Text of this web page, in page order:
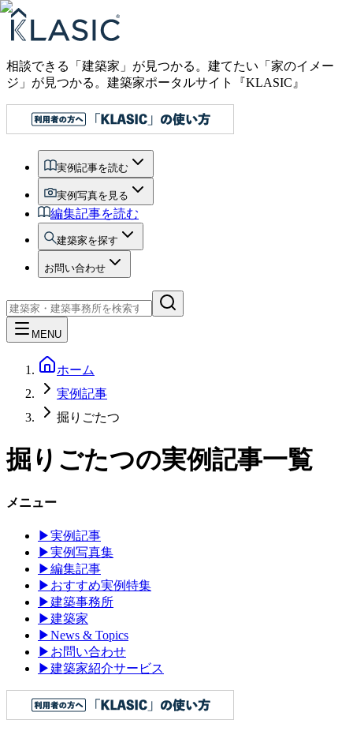
相談できる「建築家」が見つかる。建てたい「家のイメー
ジ」が見つかる。 建築家ポータルサイト『KLASIC』
実例記事を読む
実例写真を見る
編集記事を読む
建築家を探す
お問い合わせ
MENU
ホーム
実例記事
掘りごたつ
掘りごたつの実例記事一覧
メニュー
▶実例記事
▶実例写真集
▶編集記事
▶ おすすめ実例特集
▶建築事務所
▶建築家
▶News & Topics
▶ お問い合わせ
▶建築家紹介サービス